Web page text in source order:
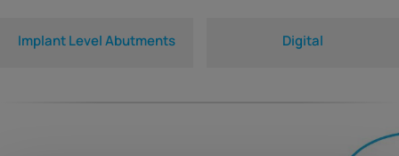
Implant Level Abutments Digital